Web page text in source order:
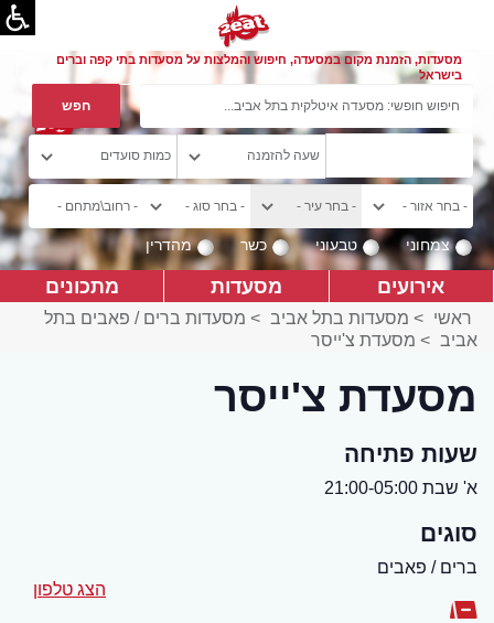
מסעדות, הזמנת מקום במסעדה, חיפוש והמלצות על מסעדות בתי קפה וברים
בישראל
צמחוני טבעוני כשר מהדרין
אירועים מסעדות מתכונים
ראשי > מסעדות בתל אביב > מסעדות ברים / פאבים בתל
אביב > מסעדת צ'ייסר
מסעדת צ'ייסר
שעות פתיחה
א' שבת 21:00-05:00
סוגים
ברים / פאבים
הצג טלפון